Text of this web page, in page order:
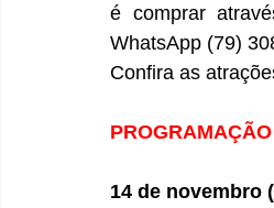
é comprar
WhatsApp (79)
Confira as
14 de novembro